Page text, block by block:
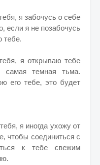
я забочусь о себе
если я не позабочусь
тебе.
я открываю тебе
темная тьма.
его тебе, это будет
я иногда ухожу от
чтобы соединиться с
к тебе свежим